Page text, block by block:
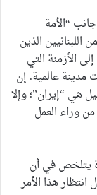
“الأمة
اللبنانيين الذين
الأزمنة التي
مدينة عالمية. إن
هي “إيران”؛ وإلا
وراء العمل
يتلخص في أن
هذا الأمر